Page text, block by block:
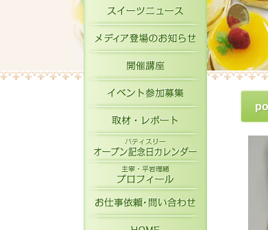
スイーツニ
メディア登
開催講座
イベント参
取材・レポ
パティスリ
主宰・平
お仕事依